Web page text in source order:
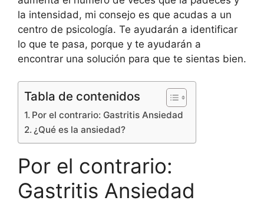
la intensidad, mi consejo es que acudas a un
centro de psicología. Te ayudarán a identificar
lo que te pasa, porque y te ayudarán a
encontrar una solución para que te sientas bien.
Tabla de contenidos
Por el contrario: Gastritis Ansiedad
¿Qué es la ansiedad?
Por el contrario:
Gastritis Ansiedad